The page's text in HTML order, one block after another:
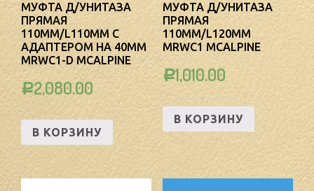
МУФТА Д/УНИТАЗА
ПРЯМАЯ
110ММ/L110ММ С
АДАПТЕРОМ НА 40ММ
MRWC1-D MCALPINE
Р2,080.00
В КОРЗИНУ
МУФТА Д/УНИТАЗА
ПРЯМАЯ
110ММ/L120ММ
MRWC1 MCALPINE
Р1,010.00
В КОРЗИНУ